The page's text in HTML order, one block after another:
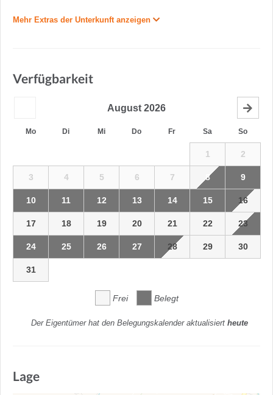
Mehr Extras der Unterkunft anzeigen
Verfügbarkeit
August 2026
Mo Di Mi Do Fr Sa So
1 2
3 4 5 6 7 8 9
10 11 12 13 14 15 16
17 18 19 20 21 22 23
24 25 26 27 28 29 30
31
Frei Belegt
Der Eigentümer hat den Belegungskalender aktualisiert heute
Lage